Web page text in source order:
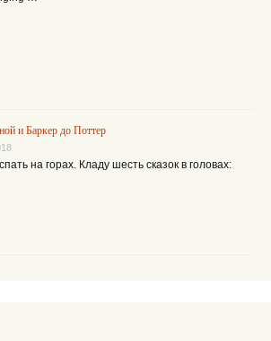
и Баркер до Поттер
на горах. Кладу шесть сказок в головах: